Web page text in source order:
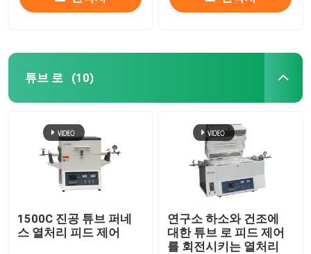
튜브 로 (10)
1500C 진공 튜브 퍼네
스 열처리 피드 제어
연구소 하소와 건조에
대한 튜브 로 피드 제어
를 회전시키는 열처리